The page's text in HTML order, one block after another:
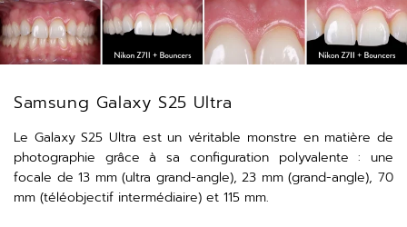
Samsung Galaxy S25 Ultra
Le Galaxy S25 Ultra est un véritable monstre en matière de
photographie grâce à sa configuration polyvalente : une
focale de 13 mm (ultra grand-angle), 23 mm (grand-angle), 70
mm (téléobjectif intermédiaire) et 115 mm.